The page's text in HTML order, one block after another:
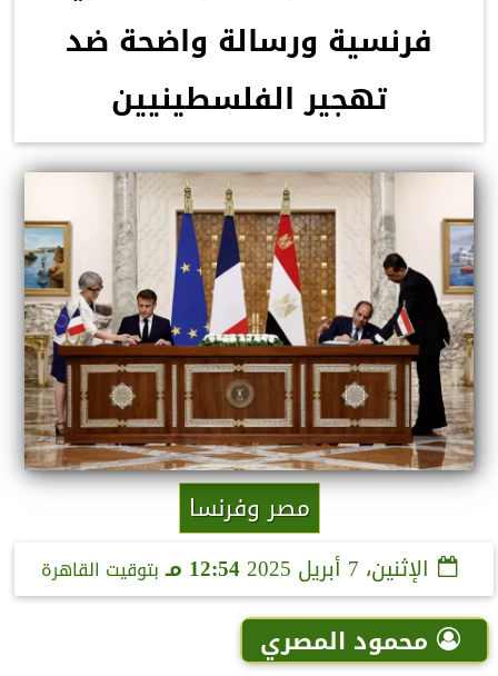
فرنسية ورسالة واضحة ضد
تهجير الفلسطينيين
مصر وفرنسا
الإثنين، 7 أبريل 2025 12:54 مـ بتوقيت القاهرة
محمود المصري